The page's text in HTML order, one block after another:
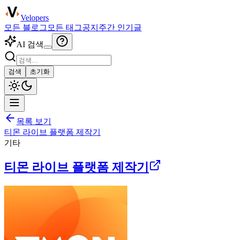
Velopers
모든 블로그 모든 태그공지 주간 인기글
AI 검색
검색 초기화
목록 보기
티몬 라이브 플랫폼 제작기
기타
티몬 라이브 플랫폼 제작기